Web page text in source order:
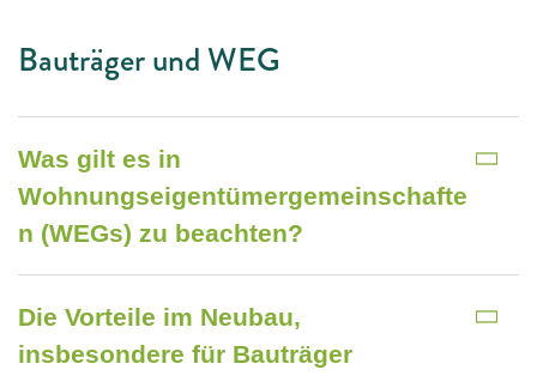
Bauträger und WEG
Was gilt es in
Wohnungseigentümergemeinschafte
n (WEGs) zu beachten?
Die Vorteile im Neubau,
insbesondere für Bauträger